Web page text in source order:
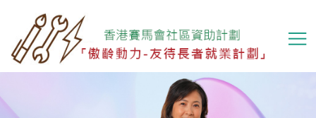
主
內